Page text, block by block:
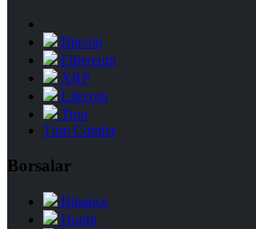
Bitcoin
Ethereum
XRP
Litecoin
Tron
Tüm Coinler
Borsalar
Binance
Huobi